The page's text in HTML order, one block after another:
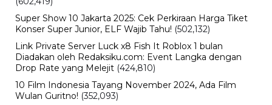
Viral
Kecelakaan Bus ALS Tewaskan
Belasan Penumpang, Polisi Tetapkan
Dua Tersangka
Kamis, 6 Agu 2026 - 15:46 WIB
Sarwendah Disebut Setia Dampingi
Ruben Onsu Saat Kondisi Kritis, Ini